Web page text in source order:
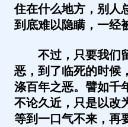
住在什么地方，别人
到底难以隐瞒，一经
不过，只要我们留
恶，到了临死的时候
涤百年之恶。譬如千
不论久近，只是以改
等到一口气不来，再